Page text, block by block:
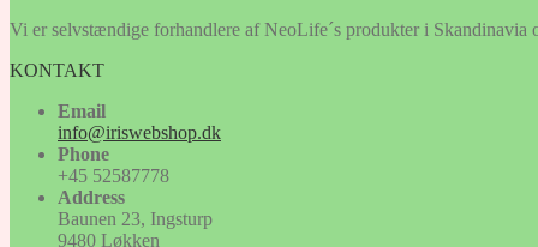
Vi er selvstændige forhandlere af NeoLife´s produkter i Skandinavia
KONTAKT
Email
info@iriswebshop.dk
Phone
+45 52587778
Address
Baunen 23, Ingsturp
9480 Løkken